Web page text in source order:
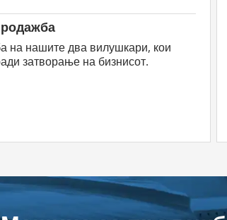
Standard, Professional и
24 % 37 %
попуст попуст
на нашите два вилушкари, кои
затворање на бизнисот.